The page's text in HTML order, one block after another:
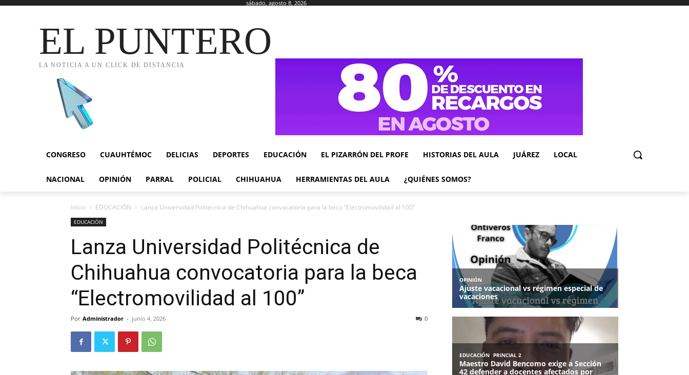
sábado, agosto 8, 2026
EL PUNTERO
LA NOTICIA A UN CLICK DE DISTANCIA
CONGRESO CUAUHTÉMOC DELICIAS DEPORTES EDUCACIÓN EL PIZARRÓN DEL PROFE HISTORIAS DEL AULA JUÁREZ LOCAL
NACIONAL OPINIÓN PARRAL POLICIAL CHIHUAHUA HERRAMIENTAS DEL AULA ¿QUIÉNES SOMOS?
Inicio EDUCACIÓN Lanza Universidad Politécnica de Chihuahua convocatoria para la beca “Electromovilidad al 100”
EDUCACIÓN
Lanza Universidad Politécnica de
Chihuahua convocatoria para la beca
“Electromovilidad al 100”
Por Administrador - junio 4, 2026 0